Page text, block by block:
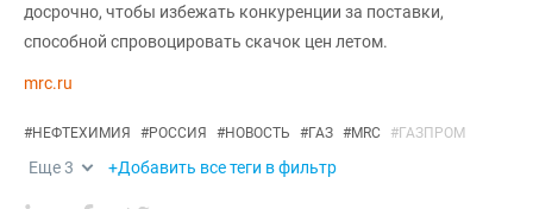
досрочно, чтобы избежать конкуренции за поставки,
способной спровоцировать скачок цен летом.
mrc.ru
#НЕФТЕХИМИЯ #РОССИЯ #НОВОСТЬ #ГАЗ #MRC #ГАЗПРОМ
Еще3 +Добавить все теги в фильтр